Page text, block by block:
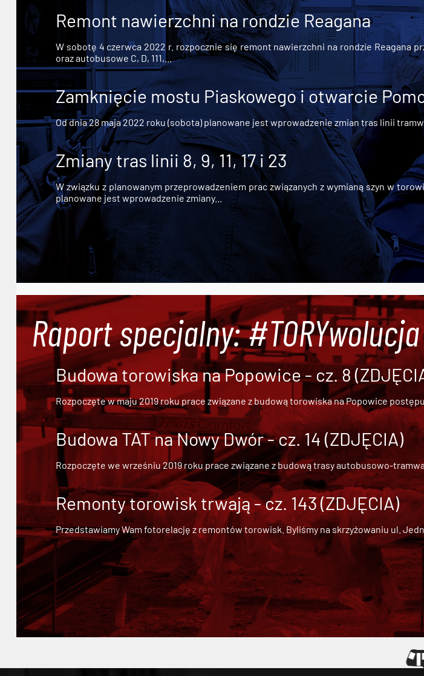
Remont nawierzchni na rondzie Reagana
W sobotę 4 czerwca 2022 r. rozpocznie się remont nawierzchni na rondzie Reagana
oraz autobusowe C, D, 111,...
Zamknięcie mostu Piaskowego i otwarcie
Od dnia 28 maja 2022 roku (sobota) planowane jest wprowadzenie zmian tras linii
Zmiany tras linii 8, 9, 11, 17 i 23
W związku z planowanym przeprowadzeniem prac związanych z wymianą szyn w
planowane jest wprowadzenie zmiany...
Raport specjalny: #TORYwolucja
Budowa torowiska na Popowice - cz. 8
Rozpoczęte w maju 2019 roku prace związane z budową torowiska na Popowice
Budowa TAT na Nowy Dwór - cz. 14 (ZDJĘCIA)
Rozpoczęte we wrześniu 2019 roku prace związane zbudową trasy autobusowo-
Remonty torowisk trwają - cz. 143 (ZDJĘCIA)
Przedstawiamy Wam fotorelację z remontów torowisk. Byliśmy na skrzyżowaniu ul.